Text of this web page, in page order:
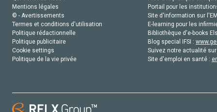
Mentions légales
© - Avertissements
Termes et conditions d'utilisation
Politique rédactionnelle
Politique publicitaire
Cookie settings
Politique de la vie privée
Portail pour les
Site d'information sur
E-learning pour les
Bibliothèque d'e-books
Blog special IFSI :
Suivez notre actualité
Site d'emploi en santé :